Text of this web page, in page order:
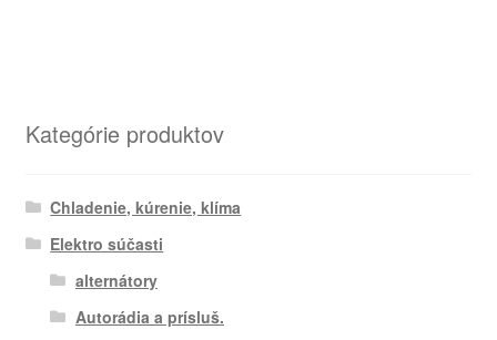
Kategórie produktov
Chladenie, kúrenie, klíma
Elektro súčasti
alternátory
Autorádia a prísluš.